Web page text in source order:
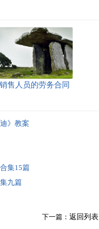
销售人员的劳务合同
》教案
集15篇
九篇
下一篇： 返回列表